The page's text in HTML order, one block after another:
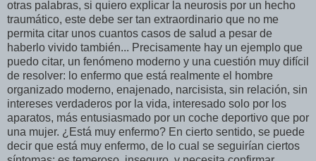
otras palabras, si quiero explicar la neurosis por un hecho
traumático, este debe ser tan extraordinario que no me
permita citar unos cuantos casos de salud a pesar de
haberlo vivido también... Precisamente hay un ejemplo que
puedo citar, un fenómeno moderno y una cuestión muy difícil
de resolver: lo enfermo que está realmente el hombre
organizado moderno, enajenado, narcisista, sin relación, sin
intereses verdaderos por la vida, interesado solo por los
aparatos, más entusiasmado por un coche deportivo que por
una mujer. ¿Está muy enfermo? En cierto sentido, se puede
decir que está muy enfermo, de lo cual se seguirían ciertos